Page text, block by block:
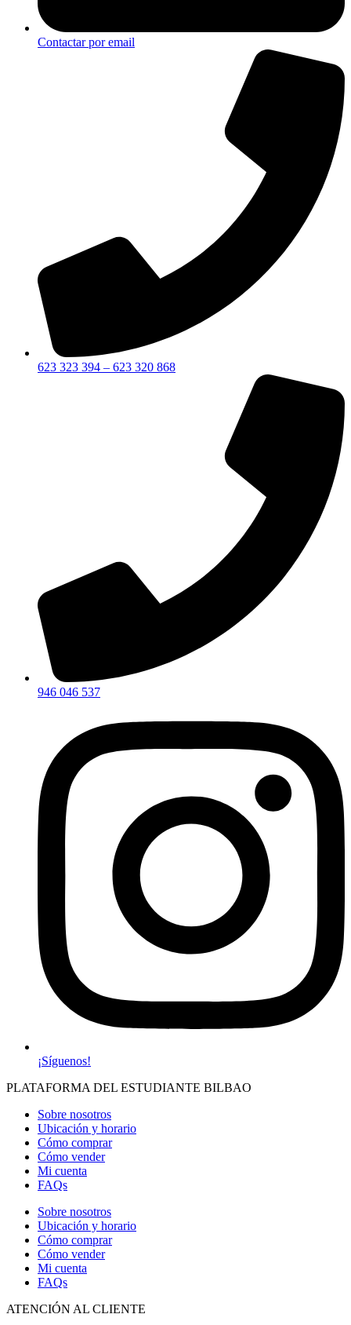
Contactar por email
623 323 394 – 623 320 868
946 046 537
¡Síguenos!
PLATAFORMA DEL ESTUDIANTE BILBAO
Sobre nosotros
Ubicación y horario
Cómo comprar
Cómo vender
Mi cuenta
FAQs
Sobre nosotros
Ubicación y horario
Cómo comprar
Cómo vender
Mi cuenta
FAQs
ATENCIÓN AL CLIENTE